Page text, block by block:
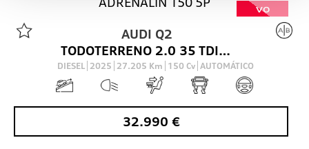
VO
AUDI Q2
TODOTERRENO 2.0 35 TDI S TRONIC ADRENALIN 150 5P
DIESEL 2025 27.205 Km 150 Cv AUTOMÁTICO
32.990 €